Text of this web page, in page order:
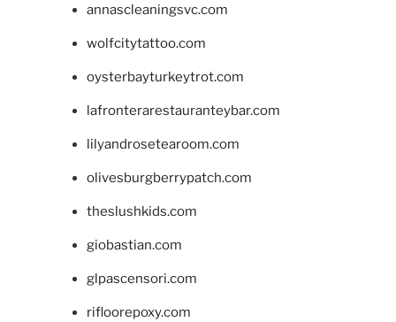
annascleaningsvc.com
wolfcitytattoo.com
oysterbayturkeytrot.com
lafronterarestauranteybar.com
lilyandrosetearoom.com
olivesburgberrypatch.com
theslushkids.com
giobastian.com
glpascensori.com
rifloorepoxy.com